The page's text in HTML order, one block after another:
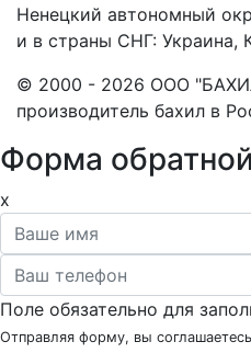
Ненецкий автономный
и в страны СНГ: Украина,
© 2000 - 2026 ООО
производитель бахил в
Форма
x
Поле обязательно для
Отправляя форму, вы